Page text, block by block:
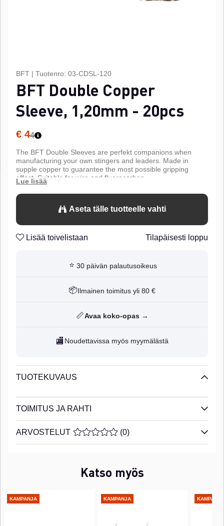
BFT | Tuotenro: 03-CDSL-120
BFT Double Copper
Sleeve, 1,20mm - 20pcs
€ 44
The BFT Double Sleeves are perfekt companions when
manufacturing your own stingers and leaders. Made in
supple copper to guarantee the most possible gripping
effect. Suitable for wire and fluorocarbon.
Aseta tälle tuotteelle vahti
Lisää toivelistaan Tilapäisesti loppu
⭐ 30 päivän palautusoikeus
📦 Ilmainen toimitus yli 80 €
📏Avaa koko-opas →
🏬 Noudettavissa myös myymälästä
TUOTEKUVAUS
TOIMITUS JA RAHTI
ARVOSTELUT KESKIARVOLUOKITUS 0 / 5
(0)
Katso myös
KAMPANJA KAMPANJA